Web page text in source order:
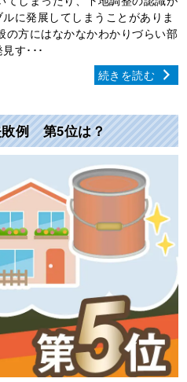
に発展してしまうことがありま
の方にはなかなかわかりづらい部
す･･･
続きを読む
敗例 第5位は？